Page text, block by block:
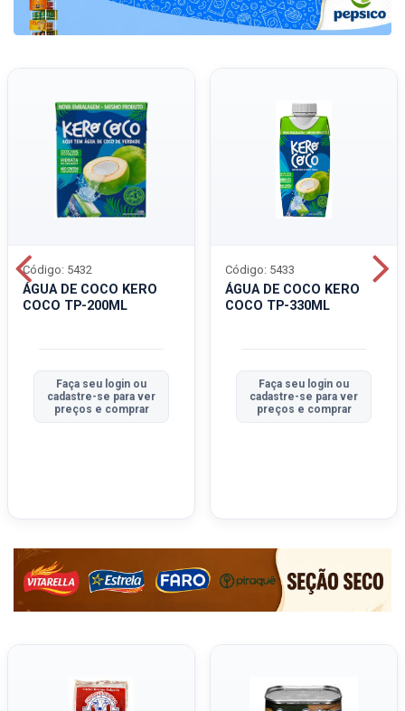
ÁGUA DE COCO KERO
COCO TP-200ML
Código: 5432
Faça seu login ou
cadastre-se para ver
preços e comprar
ÁGUA DE COCO KERO
COCO TP-330ML
Código: 5433
Faça seu login ou
cadastre-se para ver
preços e comprar